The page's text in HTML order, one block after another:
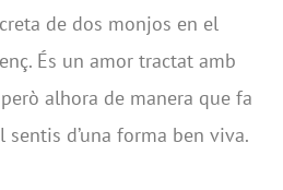
de dos monjos en el
És un amor tractat amb
alhora de manera que fa
d’una forma ben viva.